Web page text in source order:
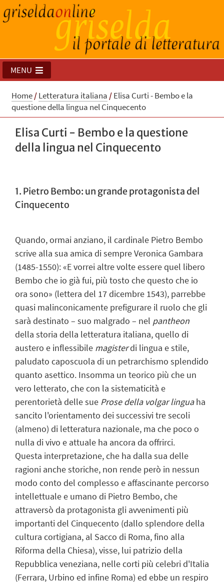
MENU
Home/Letteratura italiana/Elisa Curti - Bembo e la
questione della lingua nel Cinquecento
Elisa Curti - Bembo e la questione
della lingua nel Cinquecento
1. Pietro Bembo: un grande protagonista del
Cinquecento
Quando, ormai anziano, il cardinale Pietro Bembo
scrive alla sua amica di sempre Veronica Gambara
(1485-1550): «E vorrei altre volte essere quel libero
Bembo che io già fui, più tosto che questo che io
ora sono» (lettera del 17 dicembre 1543), parrebbe
quasi malinconicamente prefigurare il ruolo che gli
sarà destinato – suo malgrado – nel pantheon
della storia della letteratura italiana, quello di
austero e inflessibile magisterdi lingua e stile,
paludato caposcuola di un petrarchismo splendido
quanto asettico. Insomma un teorico più che un
vero letterato, che con la sistematicità e
perentorietà delle sue Prose della volgar linguaha
sancito l'orientamento dei successivi tre secoli
(almeno) di letteratura nazionale, ma che poco o
nulla di vivo e attuale ha ancora da offrirci.
Questa interpretazione, che ha dalla sua delle
ragioni anche storiche, non rende però in nessun
modo conto del complesso e affascinante percorso
intellettuale e umano di Pietro Bembo, che
attraversò da protagonista gli avvenimenti più
importanti del Cinquecento (dallo splendore della
cultura cortigiana, al Sacco di Roma, fino alla
Riforma della Chiesa), visse, lui patrizio della
Repubblica veneziana, nelle corti più celebri d'Italia
(Ferrara, Urbino ed infine Roma) ed ebbe un respiro